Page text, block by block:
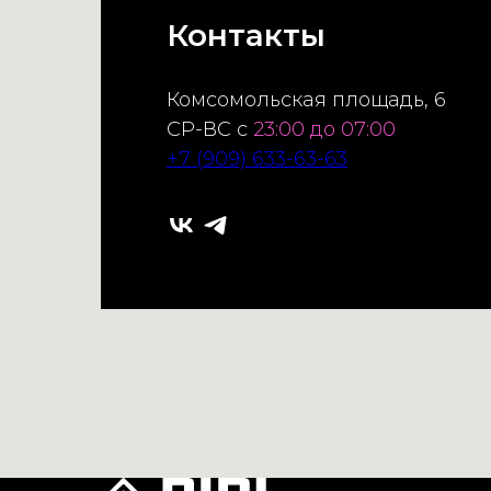
Контакты
Комсомольская площадь, 6
СР-ВС с 23:00 до 07:00
+7 (909) 633-63-63